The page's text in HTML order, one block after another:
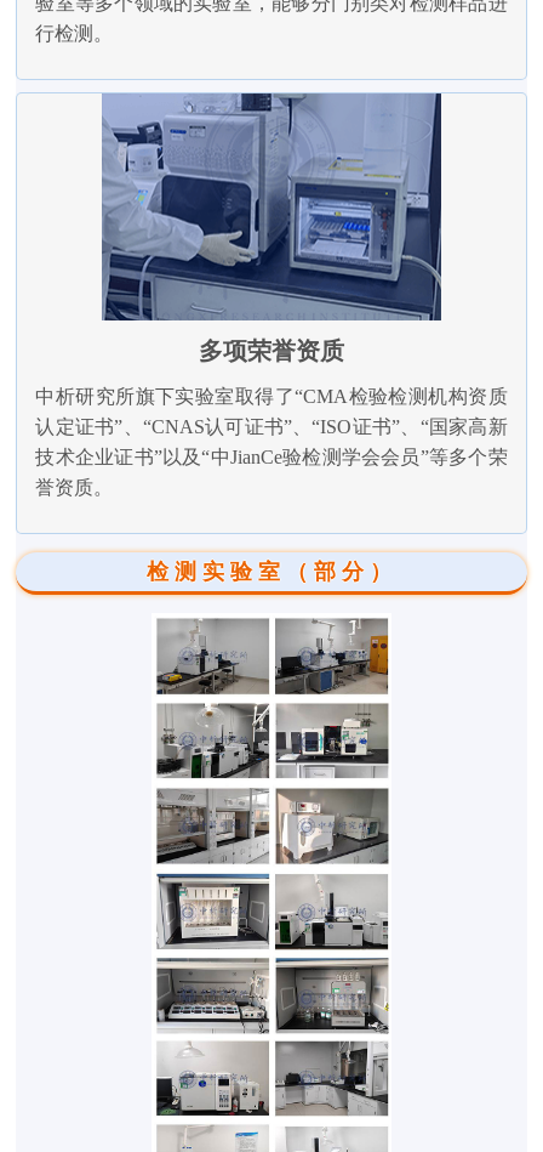
行检测。
多项荣誉资质
中析研究所旗下实验室取得了“CMA检验检测机构资质
认定证书”、“CNAS认可证书”、“ISO证书”、“国家高新
技术企业证书”以及“中JianCe验检测学会会员”等多个荣
誉资质。
检测实验室（部分）